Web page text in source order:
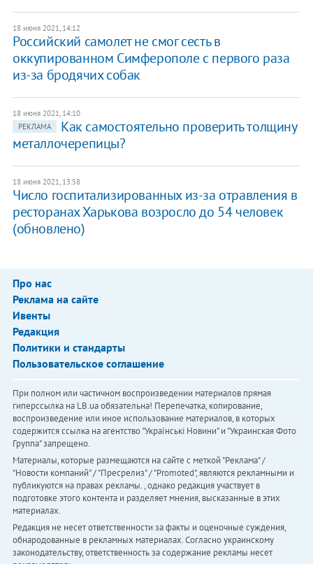
18 июня 2021, 14:12
Российский самолет не смог сесть в
оккупированном Симферополе с первого раза
из-за бродячих собак
18 июня 2021, 14:10
РЕКЛАМА
Как самостоятельно проверить толщину
металлочерепицы?
18 июня 2021, 13:58
Число госпитализированных из-за отравления в
ресторанах Харькова возросло до 54 человек
(обновлено)
Про нас
Реклама на сайте
Ивенты
Редакция
Политики и стандарты
Пользовательское соглашение
При полном или частичном воспроизведении материалов прямая
гиперссылка на LB.ua обязательна! Перепечатка, копирование,
воспроизведение или иное использование материалов, в которых
содержится ссылка на агентство "Українськi Новини" и "Украинская Фото
Группа" запрещено.
Материалы, которые размещаются на сайте с меткой "Реклама" /
"Новости компаний" / "Пресрелиз" / "Promoted", являются рекламными и
публикуются на правах рекламы. , однако редакция участвует в
подготовке этого контента и разделяет мнения, высказанные в этих
материалах.
Редакция не несет ответственности за факты и оценочные суждения,
обнародованные в рекламных материалах. Согласно украинскому
законодательству, ответственность за содержание рекламы несет